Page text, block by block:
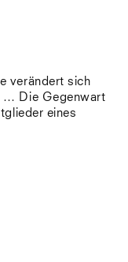
verändert sich
… Die Gegenwart
eines